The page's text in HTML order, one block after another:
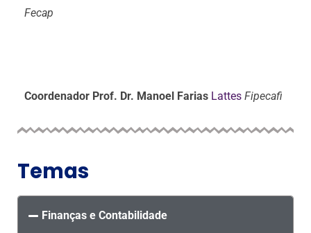
Fecap
Coordenador Prof. Dr. Manoel Farias Lattes Fipecafi
Temas
Finanças e Contabilidade